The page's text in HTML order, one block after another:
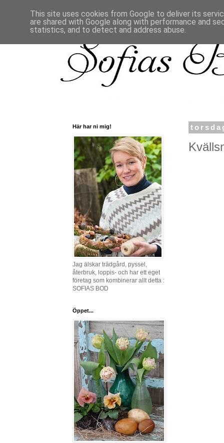
Här har ni mig!
Jag älskar trädgård, pyssel,
återbruk, loppis- och har ett eget
företag som kombinerar allt detta :
SOFIAS BOD
Öppet...
This site uses cookies from Google to deliver its
are shared with Google along with performance and
statistics, and to detect and address abuse.